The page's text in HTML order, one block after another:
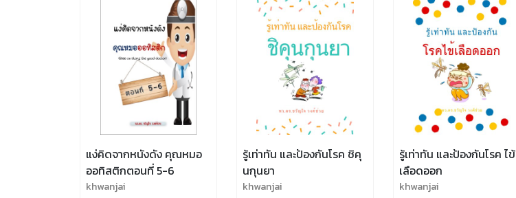
แง่คิดจากหนังดัง คุณหมอ
ออทิสติกตอนที่ 5-6
khwanjai
รู้เท่าทัน และป้องกันโรค ชิคุ
นกุนยา
khwanjai
รู้เท่าทัน และป้องกันโรค ไข้
เลือดออก
khwanjai